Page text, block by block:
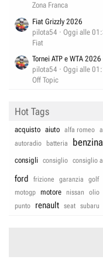
Zona Franca
Fiat Grizzly 2026
pilota54
Oggi alle
Fiat
Tornei ATP e WTA
pilota54
Oggi alle
Off Topic
Hot Tags
acquisto aiuto alfa romeo
autoradio
batteria benzina
consigli consiglio consiglio
ford frizione garanzia golf
motogp
motore nissan olio
punto
renault seat subaru